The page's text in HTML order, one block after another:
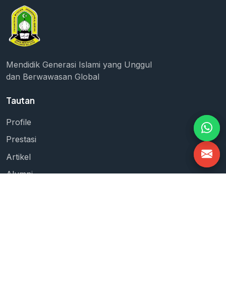
Mendidik Generasi Islami yang Unggul
dan Berwawasan Global
Tautan
Profile
Prestasi
Artikel
Alumni